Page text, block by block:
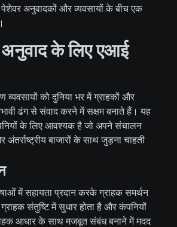
अनुवादकों और व्यवसायों के बीच एक
अनुवाद के लिए एआई
को दुनिया भर में ग्राहकों और
ढंग से संवाद करने में सक्षम बनाते हैं। यह
के लिए आवश्यक है जो अपने संचालन
अंतर्राष्ट्रीय बाजारों के साथ जुड़ना चाहती
में सहायता प्रदान करके ग्राहक समर्थन
संतुष्टि में सुधार होता है और कंपनियों
आधार के साथ मजबूत संबंध बनाने में मदद